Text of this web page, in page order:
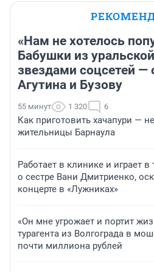
«Нам не хотелось
Бабушки из
звездами соцсетей —
Агутина и Бузову
55 минут 1 320 6
Как приготовить хачапури —
жительницы Барнаула
Работает в клинике и играет в
о сестре Вани Дмитриенко,
концерте в «Лужниках»
«Он мне угрожает и портит
турагента из Волгограда в
почти миллиона рублей